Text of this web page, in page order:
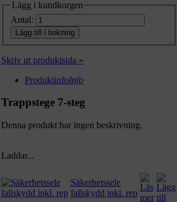
Lägg i kundkorgen
Antal:
Lägg till i bokning
Skriv ut produktsida »
ProduktinfoInfo
Trappstege 7-steg
Denna produkt har ingen beskrivning.
Laddar...
Säkerhetssele
fallskydd inkl. rep